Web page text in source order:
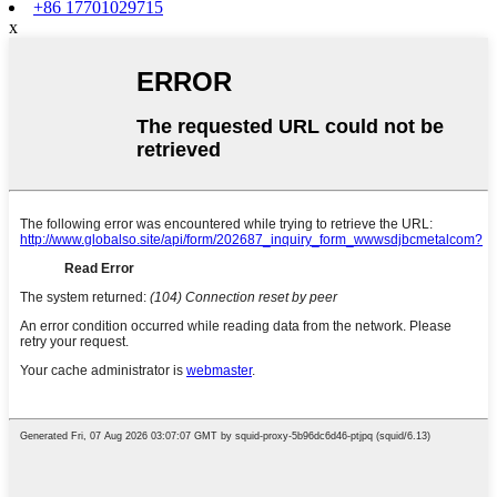
+86 17701029715
x